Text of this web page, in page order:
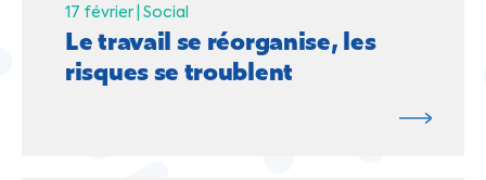
17 février | Social
Le travail se réorganise, les
risques se troublent